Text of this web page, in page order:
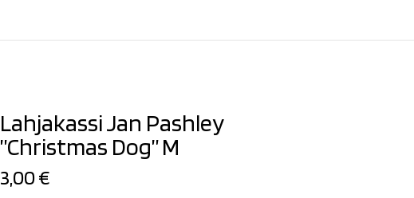
Lahjakassi Jan Pashley
”Christmas Dog” M
3,00€